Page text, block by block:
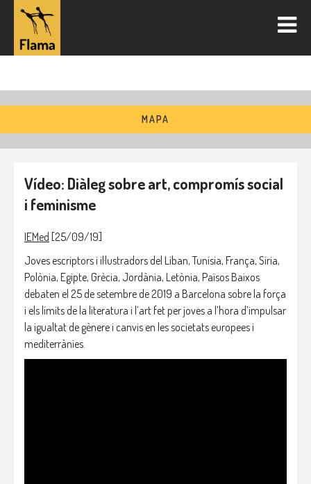
MAPA
Vídeo: Diàleg sobre art, compromís social
i feminisme
IEMed [25/09/19]
Joves escriptors i il·lustradors del Líban, Tunísia, França, Síria,
Polònia, Egipte, Grècia, Jordània, Letònia, Països Baixos
debaten el 25 de setembre de 2019 a Barcelona sobre la força
i els límits de la literatura i l’art fet per joves a l’hora d’impulsar
la igualtat de gènere i canvis en les societats europees i
mediterrànies.